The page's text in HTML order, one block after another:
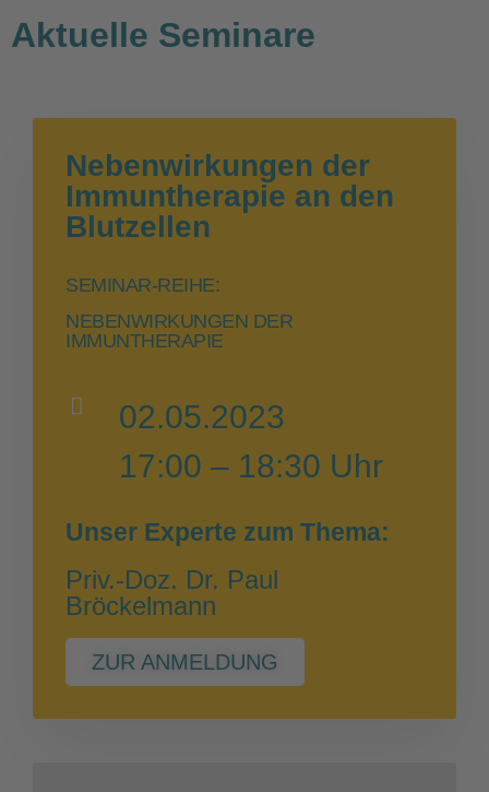
Aktuelle Seminare
Nebenwirkungen der
Immuntherapie an den
Blutzellen
SEMINAR-REIHE:
NEBENWIRKUNGEN DER
IMMUNTHERAPIE
02.05.2023
17:00 – 18:30 Uhr
Unser Experte zum Thema:
Priv.-Doz. Dr. Paul
Bröckelmann
ZUR ANMELDUNG